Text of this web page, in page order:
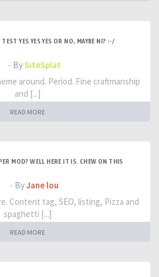
YES YES YES OR NO, MAYBE NI? :-/
- BySiteSplat
around. Period. Fine craftmanship
and [...]
READ MORE
MOD? WELL HERE IT IS. CHEW ON THIS
- ByJane lou
Content tag, SEO, listing, Pizza and
spaghetti [...]
READ MORE